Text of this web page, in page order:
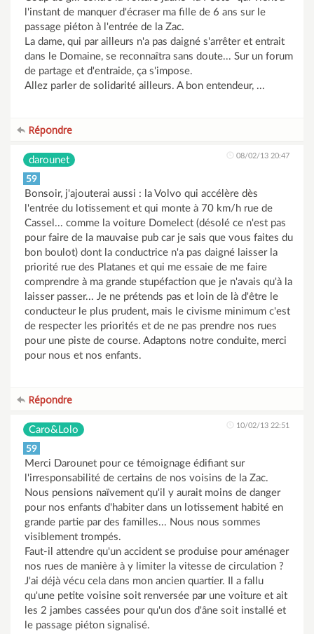
l'instant de manquer d'écraser ma fille de 6 ans sur le
passage piéton à l'entrée de la Zac.
La dame, qui par ailleurs n'a pas daigné s'arrêter et entrait
dans le Domaine, se reconnaîtra sans doute... Sur un forum
de partage et d'entraide, ça s'impose.
Allez parler de solidarité ailleurs. A bon entendeur, ...
Répondre
darounet 08/02/13 20:47
59
Bonsoir, j'ajouterai aussi : la Volvo qui accélère dès
l'entrée du lotissement et qui monte à 70 km/h rue de
Cassel... comme la voiture Domelect (désolé ce n'est pas
pour faire de la mauvaise pub car je sais que vous faites du
bon boulot) dont la conductrice n'a pas daigné laisser la
priorité rue des Platanes et qui me essaie de me faire
comprendre à ma grande stupéfaction que je n'avais qu'à la
laisser passer... Je ne prétends pas et loin de là d'être le
conducteur le plus prudent, mais le civisme minimum c'est
de respecter les priorités et de ne pas prendre nos rues
pour une piste de course. Adaptons notre conduite, merci
pour nous et nos enfants.
Répondre
Caro&Lolo 10/02/13 22:51
59
Merci Darounet pour ce témoignage édifiant sur
l'irresponsabilité de certains de nos voisins de la Zac.
Nous pensions naïvement qu'il y aurait moins de danger
pour nos enfants d'habiter dans un lotissement habité en
grande partie par des familles... Nous nous sommes
visiblement trompés.
Faut-il attendre qu'un accident se produise pour aménager
nos rues de manière à y limiter la vitesse de circulation ?
J'ai déjà vécu cela dans mon ancien quartier. Il a fallu
qu'une petite voisine soit renversée par une voiture et ait
les 2 jambes cassées pour qu'un dos d'âne soit installé et
le passage piéton signalisé.